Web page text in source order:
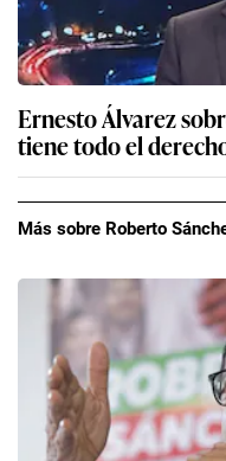
Ernesto Álvarez
tiene todo el
Más sobre Roberto